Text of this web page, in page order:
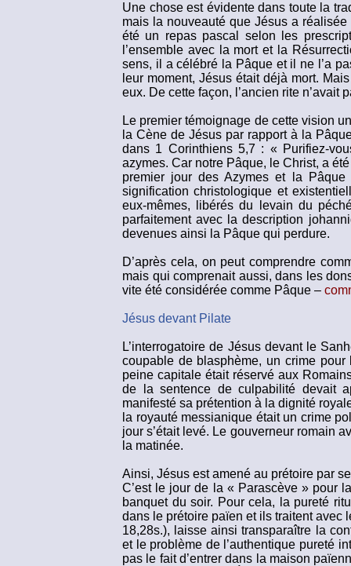
Une chose est évidente dans toute la
mais la nouveauté que Jésus a
été un repas pascal selon les
l’ensemble avec la mort et la
sens, il a célébré la Pâque et il ne l’a
leur moment, Jésus était déjà mort.
eux. De cette façon, l’ancien rite
Le premier témoignage de cette vision
la Cène de Jésus par rapport à la
dans 1 Corinthiens 5,7 : « Purifiez-
azymes. Car notre Pâque, le Christ, a
premier jour des Azymes et la
signification christologique et
eux-mêmes, libérés du levain du
parfaitement avec la description
devenues ainsi la Pâque qui perdure.
D’après cela, on peut comprendre
mais qui comprenait aussi, dans les
vite été considérée comme Pâque –
Jésus devant Pilate
L’interrogatoire de Jésus devant le
coupable de blasphème, un crime
peine capitale était réservé aux
de la sentence de culpabilité devait
manifesté sa prétention à la dignité
la royauté messianique était un crime
jour s’était levé. Le gouverneur romain
la matinée.
Ainsi, Jésus est amené au prétoire par
C’est le jour de la « Parascève » pour
banquet du soir. Pour cela, la pureté
dans le prétoire païen et ils traitent avec
18,28s.), laisse ainsi transparaître la
et le problème de l’authentique pureté
pas le fait d’entrer dans la maison